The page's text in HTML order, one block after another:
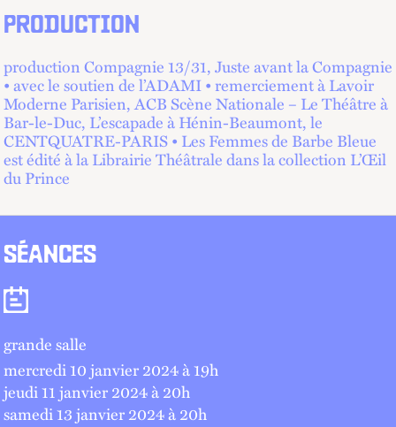
PRODUCTION
production Compagnie 13/31, Juste avant la Compagnie
• avec le soutien de l’ADAMI • remerciement à Lavoir
Moderne Parisien, ACB Scène Nationale – Le Théâtre à
Bar-le-Duc, L’escapade à Hénin-Beaumont, le
CENTQUATRE-PARIS • Les Femmes de Barbe Bleue
est édité à la Librairie Théâtrale dans la collection L’Œil
du Prince
SÉANCES
Séances
grande salle
mercredi 10 janvier 2024 à 19h
jeudi 11 janvier 2024 à 20h
samedi 13 janvier 2024 à 20h